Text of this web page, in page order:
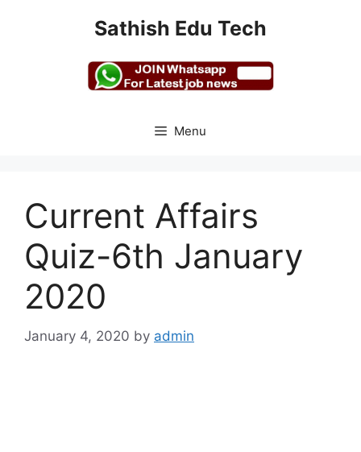
Sathish Edu Tech
Menu
Current Affairs
Quiz-6th January
2020
January 4, 2020 by admin